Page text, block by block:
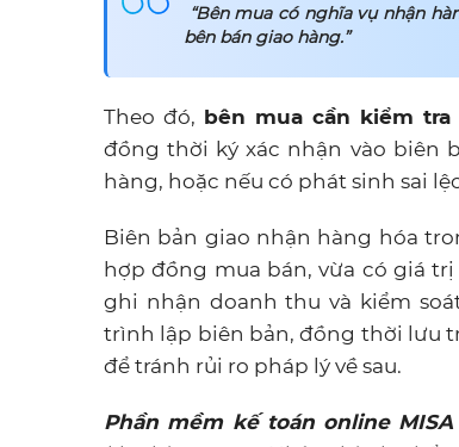
“Bên mua có nghĩa vụ nhận
bên bán giao hàng.”
Theo đó, bên mua cần kiểm tra
đồng thời ký xác nhận vào biên
hàng, hoặc nếu có phát sinh sai
Biên bản giao nhận hàng hóa
hợp đồng mua bán, vừa có giá
ghi nhận doanh thu và kiểm
trình lập biên bản, đồng thời lưu
để tránh rủi ro pháp lý về sau.
Phần mềm kế toán online